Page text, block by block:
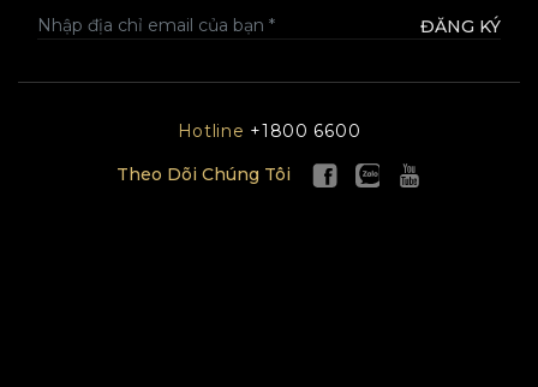
ĐĂNG KÝ
Hotline +1800 6600
Theo Dõi Chúng Tôi